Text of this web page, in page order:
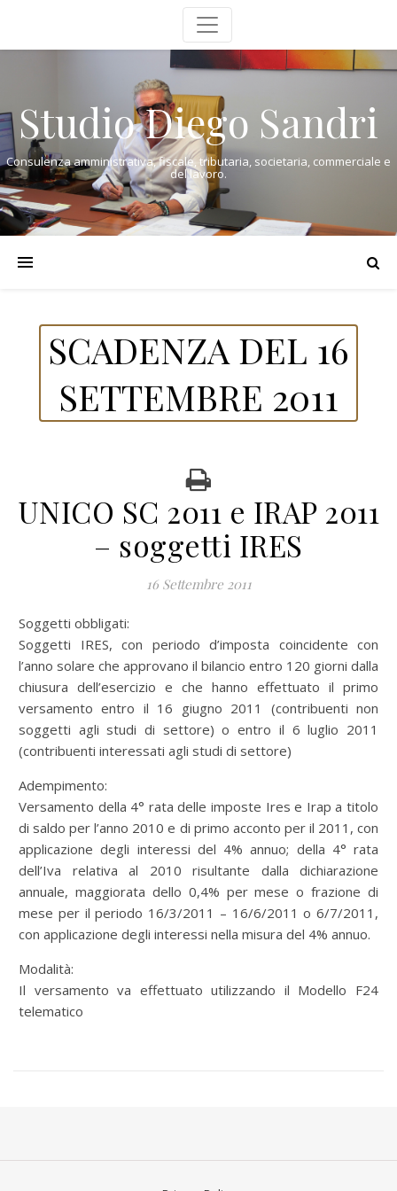
Studio Diego Sandri
Consulenza amministrativa, fiscale, tributaria, societaria, commerciale e
del lavoro.
SCADENZA DEL 16
SETTEMBRE 2011
UNICO SC 2011 e IRAP 2011
– soggetti IRES
16 Settembre 2011
Soggetti obbligati:
Soggetti IRES, con periodo d’imposta coincidente con
l’anno solare che approvano il bilancio entro 120 giorni dalla
chiusura dell’esercizio e che hanno effettuato il primo
versamento entro il 16 giugno 2011 (contribuenti non
soggetti agli studi di settore) o entro il 6 luglio 2011
(contribuenti interessati agli studi di settore)
Adempimento:
Versamento della 4° rata delle imposte Ires e Irap a titolo
di saldo per l’anno 2010 e di primo acconto per il 2011, con
applicazione degli interessi del 4% annuo; della 4° rata
dell’Iva relativa al 2010 risultante dalla dichiarazione
annuale, maggiorata dello 0,4% per mese o frazione di
mese per il periodo 16/3/2011 – 16/6/2011 o 6/7/2011,
con applicazione degli interessi nella misura del 4% annuo.
Modalità:
Il versamento va effettuato utilizzando il Modello F24
telematico